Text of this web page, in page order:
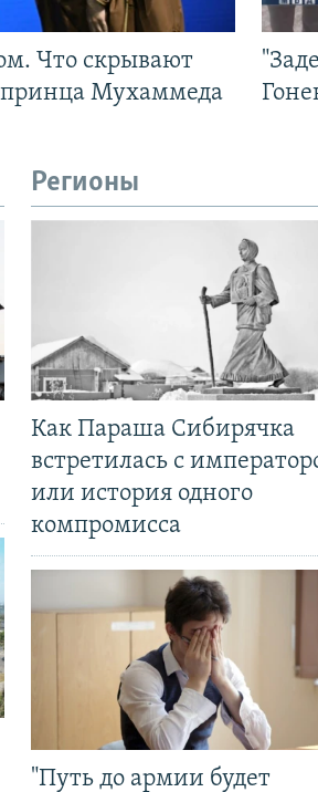
Что скрывают
Мухаммеда
Регионы
Как Параша Сибирячка
встретилась с
или история одного
компромисса
"Путь до армии будет